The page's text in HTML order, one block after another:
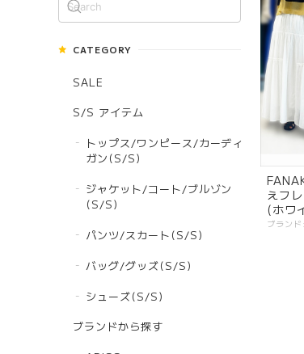
CATEGORY
SALE
S/S アイテム
トップス/ワンピース/カーディ
ガン(S/S)
ジャケット/コート/ブルゾン
(S/S)
パンツ/スカート(S/S)
バッグ/グッズ(S/S)
シューズ(S/S)
ブランドから探す
えフ
(ホワ